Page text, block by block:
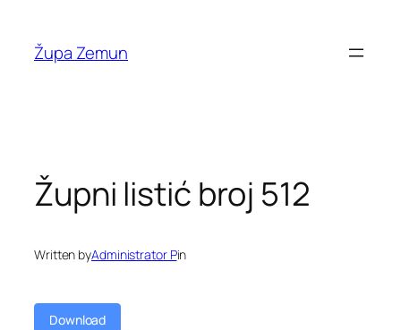
content
Župa Zemun
Župni listić broj 512
Written byAdministrator Pin
Download